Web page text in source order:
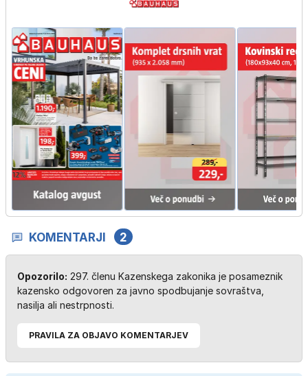
KOMENTARJI 2
Opozorilo: 297. členu Kazenskega zakonika je posameznik
kazensko odgovoren za javno spodbujanje sovraštva,
nasilja ali nestrpnosti.
PRAVILA ZA OBJAVO KOMENTARJEV